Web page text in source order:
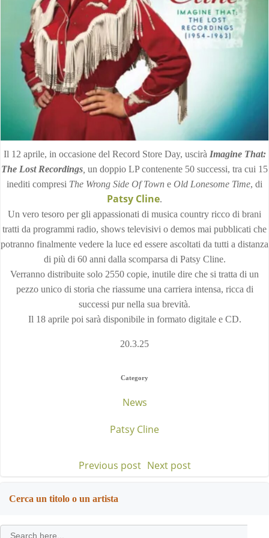
Il 12 aprile, in occasione del Record Store Day, uscirà Imagine That:
The Lost Recordings un doppio LP contenente 50 successi, tra cui 15
inediti compresi The Wrong Side Of Town e Old Lonesome Time, di
Patsy Cline.
Un vero tesoro per gli appassionati di musica country ricco di brani
tratti da programmi radio, shows televisivi o demos mai pubblicati che
potranno finalmente vedere la luce ed essere ascoltati da tutti a distanza
di più di 60 anni dalla scomparsa di Patsy Cline.
Verranno distribuite solo 2550 copie, inutile dire che si tratta di un
pezzo unico di storia che riassume una carriera intensa, ricca di
successi pur nella sua brevità.
Il 18 aprile poi sarà disponibile in formato digitale e CD.
20.3.25
Category
News
Patsy Cline
Post
navigation
Previous post Post
Next post
Cerca un titolo o un artista
Search